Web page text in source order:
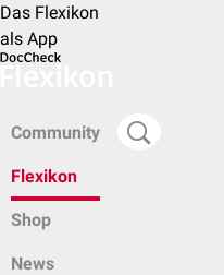
Das Flexikon
als App
Community
Flexikon
Shop
News